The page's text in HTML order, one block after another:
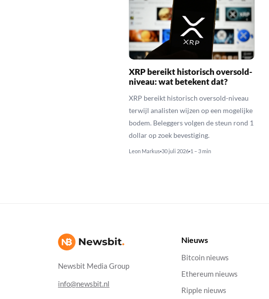
XRP bereikt historisch oversold-
niveau: wat betekent dat?
XRP bereikt historisch oversold-niveau
terwijl analisten wijzen op een mogelijke
bodem. Beleggers volgen de steun rond 1
dollar op zoek bevestiging.
Leon Markus 30 juli 2026 1 – 3 min
Newsbit Media Group
info@newsbit.nl
Nieuws
Bitcoin nieuws
Ethereum nieuws
Ripple nieuws